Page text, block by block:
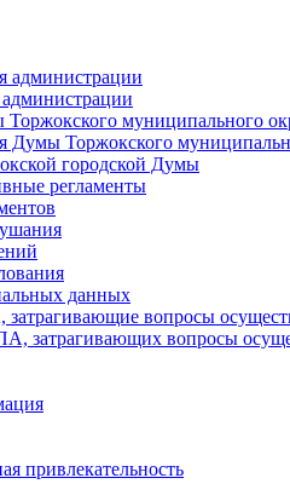
администрации
муниципального
Думы Торжокского
городской Думы
регламенты
данных
вопросы
затрагивающих вопросы
привлекательность